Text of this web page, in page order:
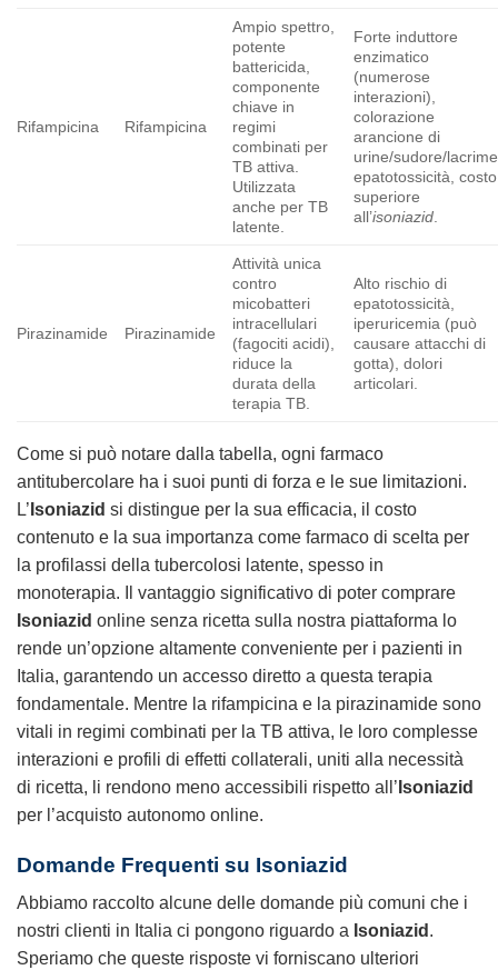
Rifampicina Rifampicina
Ampio spettro,
potente
battericida,
componente
chiave in
regimi
combinati per
TB attiva.
Utilizzata
anche per TB
latente.
Forte induttore
enzimatico
(numerose
interazioni),
colorazione
arancione di
urine/sudore/
epatotossicità, costo
superiore
all’isoniazid
Pirazinamide Pirazinamide
Attività unica
contro
micobatteri
intracellulari
(fagociti acidi),
riduce la
durata della
terapia TB.
Alto rischio di
epatotossicità,
iperuricemia (può
causare attacchi di
gotta), dolori
articolari.
Come si può notare dalla tabella, ogni farmaco
antitubercolare ha i suoi punti di forza e le sue limitazioni.
L’ Isoniazid si distingue per la sua efficacia, il costo
contenuto e la sua importanza come farmaco di scelta per
la profilassi della tubercolosi latente, spesso in
monoterapia. Il vantaggio significativo di poter comprare
Isoniazid online senza ricetta sulla nostra piattaforma lo
rende un’opzione altamente conveniente per i pazienti in
Italia, garantendo un accesso diretto a questa terapia
fondamentale. Mentre la rifampicina e la pirazinamide sono
vitali in regimi combinati per la TB attiva, le loro complesse
interazioni e profili di effetti collaterali, uniti alla necessità
di ricetta, li rendono meno accessibili rispetto all’ Isoniazid
per l’acquisto autonomo online.
Domande Frequenti su Isoniazid
Abbiamo raccolto alcune delle domande più comuni che i
nostri clienti in Italia ci pongono riguardo a Isoniazid .
Speriamo che queste risposte vi forniscano ulteriori